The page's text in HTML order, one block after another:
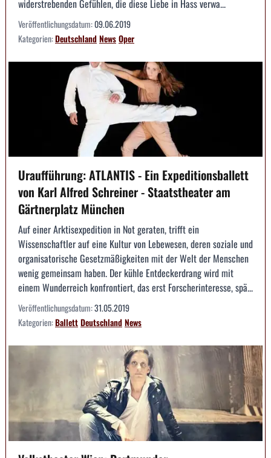
widerstrebenden Gefühlen, die diese Liebe in Hass verwa...
Veröffentlichungsdatum:09.06.2019
Kategorien:DeutschlandNewsOper
Uraufführung: ATLANTIS - Ein Expeditionsballett
von Karl Alfred Schreiner - Staatstheater am
Gärtnerplatz München
Auf einer Arktisexpedition in Not geraten, trifft ein
Wissenschaftler auf eine Kultur von Lebewesen, deren soziale und
organisatorische Gesetzmäßigkeiten mit der Welt der Menschen
wenig gemeinsam haben. Der kühle Entdeckerdrang wird mit
einem Wunderreich konfrontiert, das erst Forscherinteresse, spä...
Veröffentlichungsdatum:31.05.2019
Kategorien:BallettDeutschlandNews